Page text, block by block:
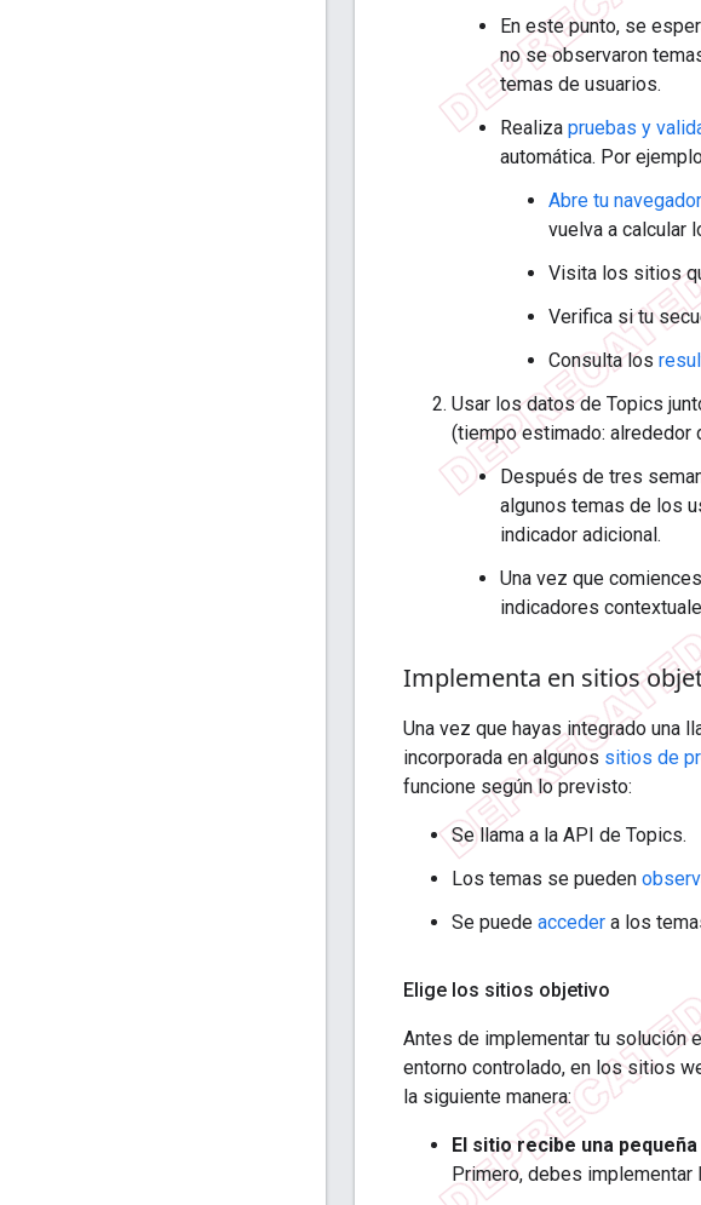
En este punto, se
no se observaron
temas de usuarios.
Realiza pruebas y
automática. Por
Abre tu
vuelva a calcular
Visita los sitios
Verifica si tu
Consulta los
Usar los datos de Topics
(tiempo estimado: alrededor
Después de tres
algunos temas de los
indicador adicional.
Una vez que
indicadores
Implementa en sitios
Una vez que hayas integrado una
incorporada en algunos sitios de
funcione según lo previsto:
Se llama a la API de Topics.
Los temas se pueden
Se puede acceder a los
Elige los sitios objetivo
Antes de implementar tu solución
entorno controlado, en los sitios
la siguiente manera:
El sitio recibe una
Primero, debes implementar